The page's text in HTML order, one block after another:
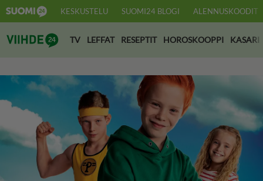
KESKUSTELU SUOMI24 BLOGI ALENNUSKOODIT
Suomi24 Viihde
TV LEFFAT RESEPTIT HOROSKOOPPI KASARI